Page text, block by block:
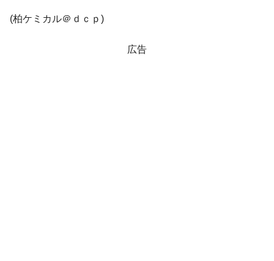
営業利益80.2％も減少
にぶん殴る法案」提出！⇒ クーパン問題は合衆国企業に対
(柏ケミカル＠ｄｃｐ)
広告